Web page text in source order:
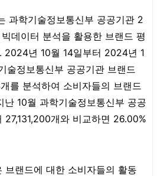
과학기술정보통신부 공공기관 2
데이터 분석을 활용한 브랜드 평
2024년 10월 14일부터 2024년 1
술정보통신부 공공기관 브랜드
를 분석하여 소비자들의 브랜드
난 10월 과학기술정보통신부 공공
27,131,200개와 비교하면 26.00%
브랜드에 대한 소비자들의 활동